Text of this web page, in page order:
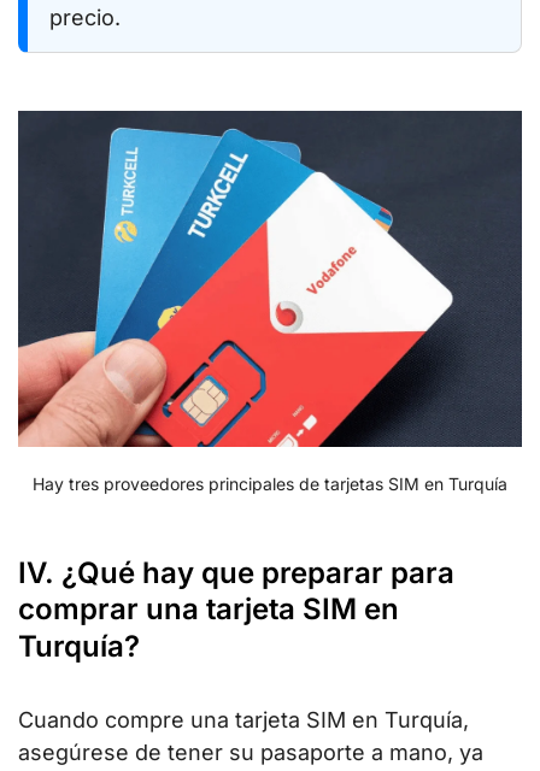
precio.
Hay tres proveedores principales de tarjetas SIM en Turquía
IV. ¿Qué hay que preparar para
comprar una tarjeta SIM en
Turquía?
Cuando compre una tarjeta SIM en Turquía,
asegúrese de tener su pasaporte a mano, ya